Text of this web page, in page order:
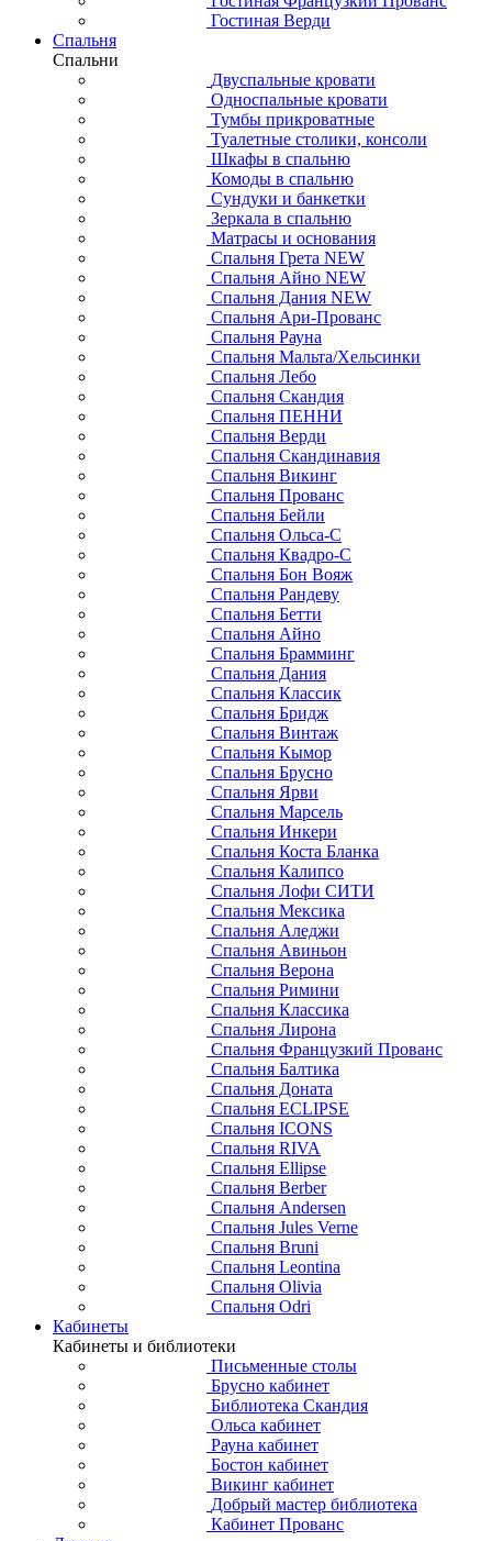
Гостиная Верди
Спальня
Спальни
Двуспальные кровати
Односпальные кровати
Тумбы прикроватные
Туалетные столики, консоли
Шкафы в спальню
Комоды в спальню
Сундуки и банкетки
Зеркала в спальню
Матрасы и основания
Спальня Грета NEW
Спальня Айно NEW
Спальня Дания NEW
Спальня Ари-Прованс
Спальня Рауна
Спальня Мальта/Хельсинки
Спальня Лебо
Спальня Скандия
Спальня ПЕННИ
Спальня Верди
Спальня Скандинавия
Спальня Викинг
Спальня Прованс
Спальня Бейли
Спальня Ольса-С
Спальня Квадро-С
Спальня Бон Вояж
Спальня Рандеву
Спальня Бетти
Спальня Айно
Спальня Брамминг
Спальня Дания
Спальня Классик
Спальня Бридж
Спальня Винтаж
Спальня Кымор
Спальня Брусно
Спальня Ярви
Спальня Марсель
Спальня Инкери
Спальня Коста Бланка
Спальня Калипсо
Спальня Лофи СИТИ
Спальня Мексика
Спальня Аледжи
Спальня Авиньон
Спальня Верона
Спальня Римини
Спальня Классика
Спальня Лирона
Спальня Французкий Прованс
Спальня Балтика
Спальня Доната
Спальня ECLIPSE
Спальня ICONS
Спальня RIVA
Спальня Ellipse
Спальня Berber
Спальня Andersen
Спальня Jules Verne
Спальня Bruni
Спальня Leontina
Спальня Olivia
Спальня Odri
Кабинеты
Кабинеты и библиотеки
Письменные столы
Брусно кабинет
Библиотека Скандия
Ольса кабинет
Рауна кабинет
Бостон кабинет
Викинг кабинет
Добрый мастер библиотека
Кабинет Прованс